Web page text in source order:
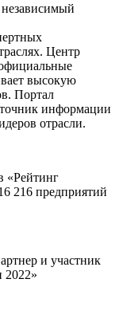
независимый
Центр
высокую
Портал
информации
отрасли.
216 предприятий
и участник
2022»